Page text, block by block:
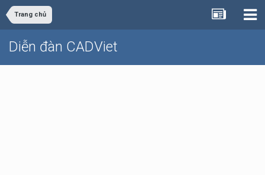
Trang chủ
Diễn đàn CADViet